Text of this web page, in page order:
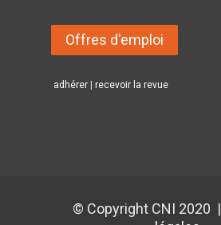
Offres d'emploi
adhérer recevoir la revue
© Copyright CNI 2020 |